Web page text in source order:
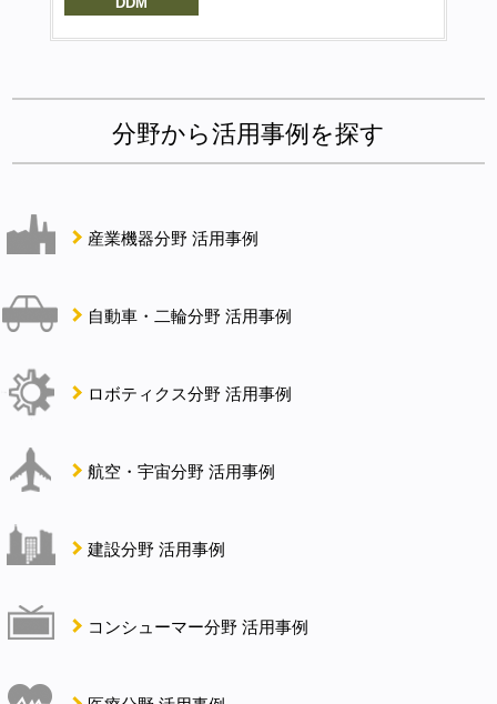
分野から活用事例を探す
産業機器分野 活用事例
自動車・二輪分野 活用事例
ロボティクス分野 活用事例
航空・宇宙分野 活用事例
建設分野 活用事例
コンシューマー分野 活用事例